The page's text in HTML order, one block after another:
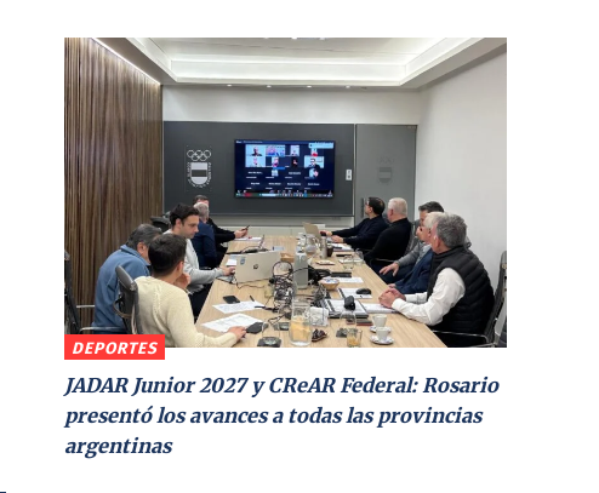
DEPORTES
JADAR Junior 2027 y CReAR Federal: Rosario
presentó los avances a todas las provincias
argentinas